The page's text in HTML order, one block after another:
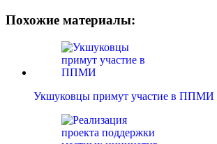
Похожие материалы:
Укшуковцы примут участие в ППМИ